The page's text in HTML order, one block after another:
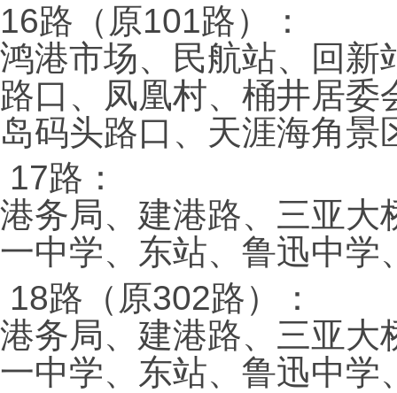
16路（原101路）：
鸿港市场、民航站、回新
路口、凤凰村、桶井居
岛码头路口、天涯海角
17路：
港务局、建港路、三亚大
一中学、东站、鲁迅中学
18路（原302路）：
港务局、建港路、三亚大
一中学、东站、鲁迅中学